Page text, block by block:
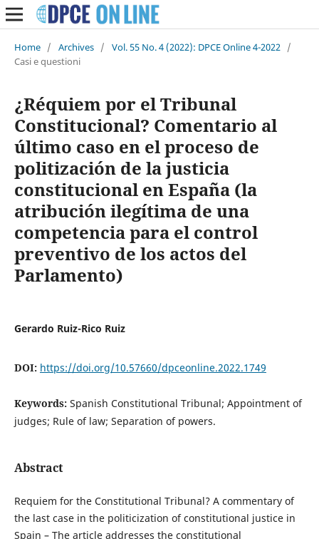
Home / Archives / Vol. 55 No. 4 (2022): DPCE Online 4-2022 /
Casi e questioni
¿Réquiem por el Tribunal
Constitucional? Comentario al
último caso en el proceso de
politización de la justicia
constitucional en España (la
atribución ilegítima de una
competencia para el control
preventivo de los actos del
Parlamento)
Gerardo Ruiz-Rico Ruiz
DOI: https://doi.org/10.57660/dpceonline.2022.1749
Keywords: Spanish Constitutional Tribunal; Appointment of
judges; Rule of law; Separation of powers.
Abstract
Requiem for the Constitutional Tribunal? A commentary of
the last case in the politicization of constitutional justice in
Spain – The article addresses the constitutional